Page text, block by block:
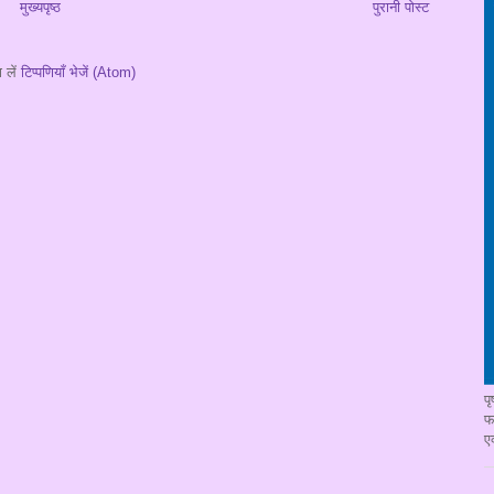
पुरानी पोस्ट
मुख्यपृष्ठ
लें टिप्पणियाँ भेजें (Atom)